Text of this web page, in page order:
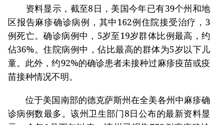
资料显示，截至8日，美国今年已有39个州和地
区报告麻疹确诊病例，其中162例住院接受治疗，3
例死亡。确诊病例中，5岁至19岁群体比例最高，约
佔36%。住院病例中，佔比最高的群体为5岁以下儿
童。此外，约92%的确诊患者未接种过麻疹疫苗或疫
苗接种情况不明。
位于美国南部的德克萨斯州在全美各州中麻疹确
诊病例数最多。该州卫生部门8日公布的最新资料显